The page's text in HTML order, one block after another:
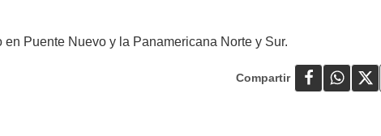
Puente Nuevo y la Panamericana Norte y Sur.